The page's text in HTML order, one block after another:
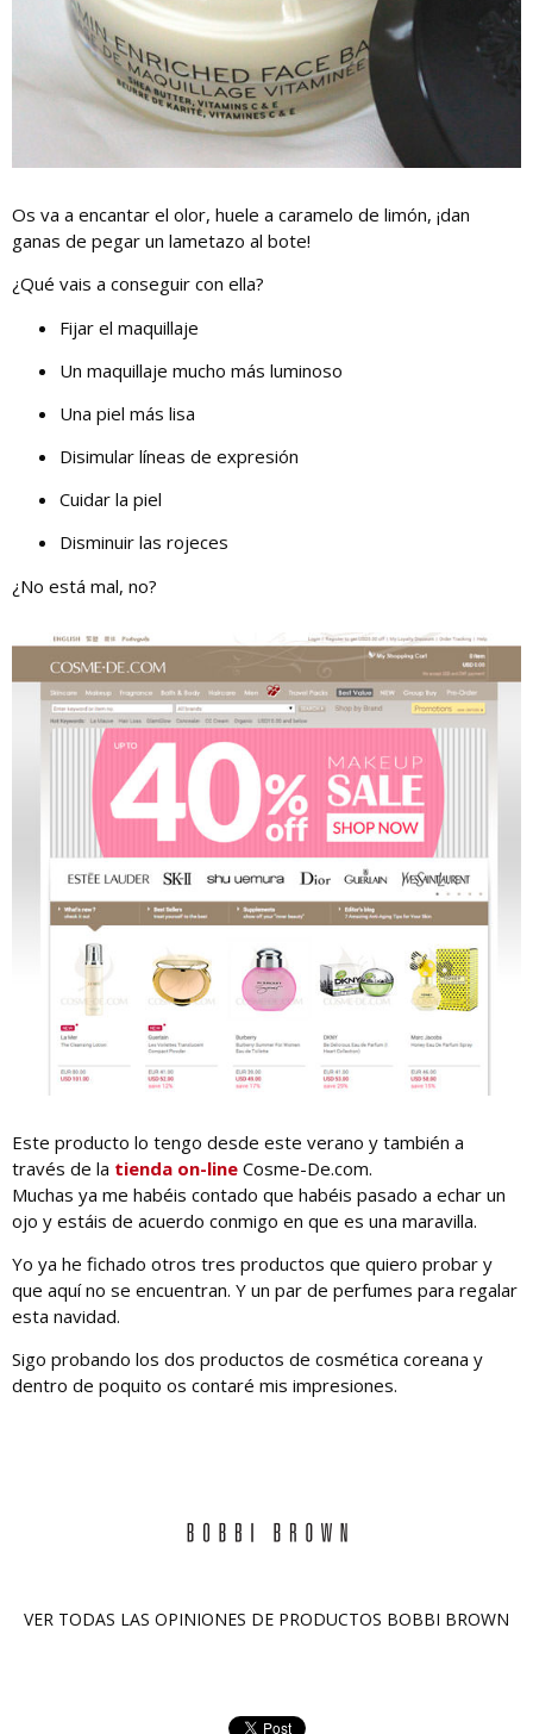
Os va a encantar el olor, huele a caramelo de limón, ¡dan
ganas de pegar un lametazo al bote!
¿Qué vais a conseguir con ella?
Fijar el maquillaje
Un maquillaje mucho más luminoso
Una piel más lisa
Disimular líneas de expresión
Cuidar la piel
Disminuir las rojeces
¿No está mal, no?
Este producto lo tengo desde este verano y también a
través de la tienda on-line Cosme-De.com.
Muchas ya me habéis contado que habéis pasado a echar un
ojo y estáis de acuerdo conmigo en que es una maravilla.
Yo ya he fichado otros tres productos que quiero probar y
que aquí no se encuentran. Y un par de perfumes para regalar
esta navidad.
Sigo probando los dos productos de cosmética coreana y
dentro de poquito os contaré mis impresiones.
VER TODAS LAS OPINIONES DE PRODUCTOS BOBBI BROWN